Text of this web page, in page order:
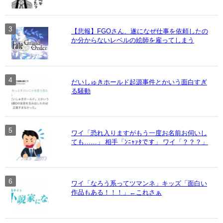
【悲報】FGOさん、遂になぜ仕事を依頼したの
か分からないレベルの絵師を雇ってしまう
だいしゅきホールド起源事件とかいう面白すぎ
る騒動
ワイ「恐れ入りますがもう一度お名前お伺いし
ても……」 相手「ﾝﾆｬｧﾀです」 ワイ「？？？」
ワイ「なろう系ってツマンネ」キッズ「面白い
作品もある！！！」←これさぁ